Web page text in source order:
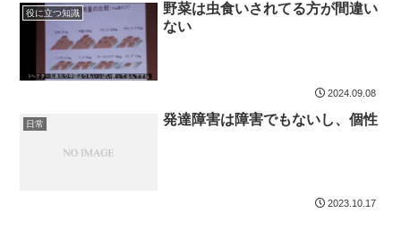
役に立つ知識
野菜は虫食いされてる方が間違い
ない
2024.09.08
日常 発達障害は障害でもないし、個性
2023.10.17